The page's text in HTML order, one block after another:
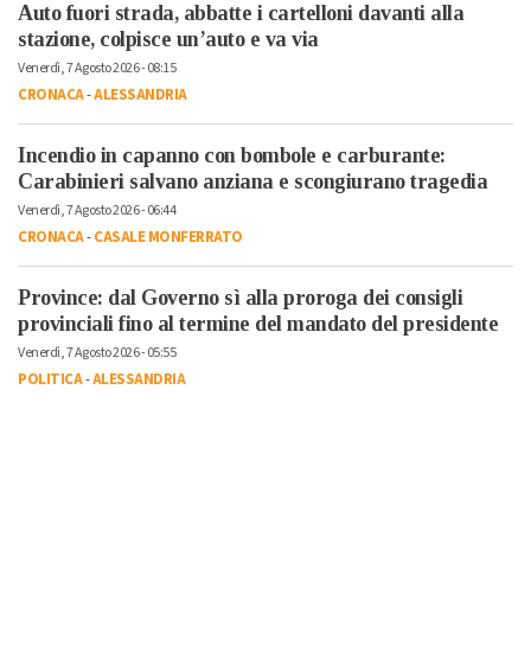
Auto fuori strada, abbatte i cartelloni davanti alla
stazione, colpisce un’auto e va via
Venerdì, 7 Agosto 2026 - 08:15
CRONACA-ALESSANDRIA
Incendio in capanno con bombole e carburante:
Carabinieri salvano anziana e scongiurano tragedia
Venerdì, 7 Agosto 2026 - 06:44
CRONACA-CASALE MONFERRATO
Province: dal Governo sì alla proroga dei consigli
provinciali fino al termine del mandato del presidente
Venerdì, 7 Agosto 2026 - 05:55
POLITICA-ALESSANDRIA